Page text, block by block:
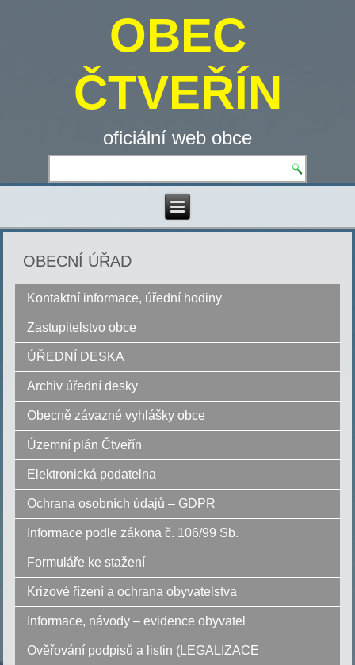
OBEC
ČTVEŘÍN
oficiální web obce
OBECNÍ ÚŘAD
Kontaktní informace, úřední hodiny
Zastupitelstvo obce
ÚŘEDNÍ DESKA
Archiv úřední desky
Obecně závazné vyhlášky obce
Územní plán Čtveřín
Elektronická podatelna
Ochrana osobních údajů – GDPR
Informace podle zákona č. 106/99 Sb.
Formuláře ke stažení
Krizové řízení a ochrana obyvatelstva
Informace, návody – evidence obyvatel
Ověřování podpisů a listin (LEGALIZACE